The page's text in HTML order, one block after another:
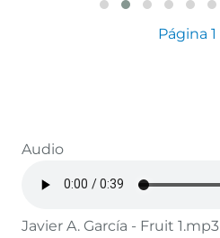
Página 1
Audio
Javier A. García - Fruit 1.mp3